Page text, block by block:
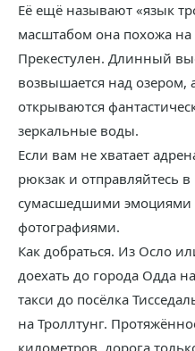
Её ещё называют «язык
масштабом она похожа на
Прекестулен. Длинный
возвышается над
открываются
зеркальные воды.
Если вам не хватает
рюкзак и отправляйтесь
сумасшедшими
фотографиями.
Как добраться. Из Осло
доехать до города Одда
такси до посёлка
на Троллтунг.
километров, дорога